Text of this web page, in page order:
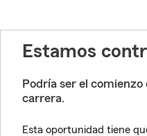
Estamos
Podría ser el
carrera.
Esta oportunidad tiene